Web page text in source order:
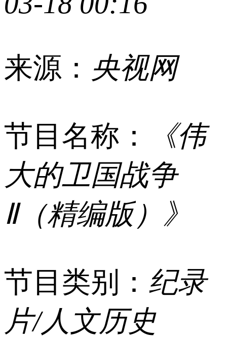
来源： 央视网
节目名称：
《伟
大的卫国战争
Ⅱ（精编版）》
节目类别： 纪录
片/人文历史